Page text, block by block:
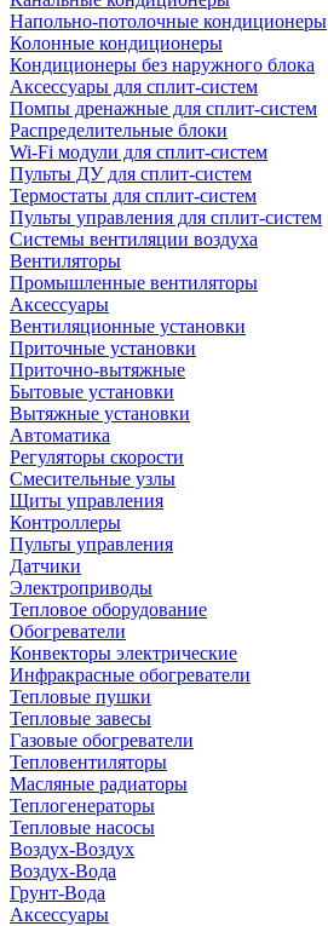
Напольно-потолочные кондиционеры
Колонные кондиционеры
Кондиционеры без наружного блока
Аксессуары для сплит-систем
Помпы дренажные для сплит-систем
Распределительные блоки
Wi-Fi модули для сплит-систем
Пульты ДУ для сплит-систем
Термостаты для сплит-систем
Пульты управления для сплит-систем
Системы вентиляции воздуха
Вентиляторы
Промышленные вентиляторы
Аксессуары
Вентиляционные установки
Приточные установки
Приточно-вытяжные
Бытовые установки
Вытяжные установки
Автоматика
Регуляторы скорости
Смесительные узлы
Щиты управления
Контроллеры
Пульты управления
Датчики
Электроприводы
Тепловое оборудование
Обогреватели
Конвекторы электрические
Инфракрасные обогреватели
Тепловые пушки
Тепловые завесы
Газовые обогреватели
Тепловентиляторы
Масляные радиаторы
Теплогенераторы
Тепловые насосы
Воздух-Воздух
Воздух-Вода
Грунт-Вода
Аксессуары